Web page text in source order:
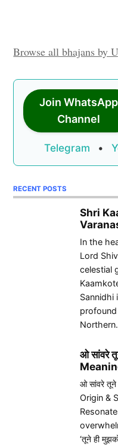
Browse all bhajans by
Join WhatsApp
Channel
Telegram •
RECENT POSTS
Shri
In the
Lord
celestial
Sannidhi
ओ सांवरे
ओ सांवरे
Origin &
‘तूने ही